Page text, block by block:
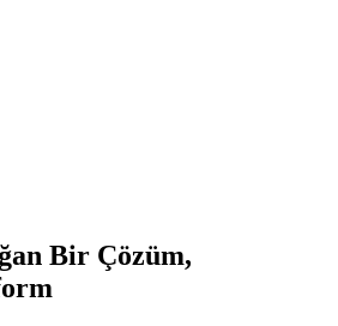
Bir Çözüm,